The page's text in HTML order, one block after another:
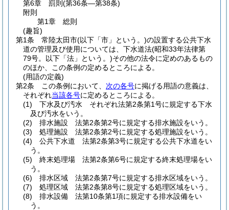
第6章
罰則 (第36条―第38条)
附則
第1章
総則
(趣旨)
第1条
常陸太田市(以下「市」という。)の設置する公共下水
道の管理及び使用については、下水道法(昭和33年法律第
79号。以下「法」という。)その他の法令に定めのあるもの
のほか、この条例の定めるところによる。
(用語の定義)
第2条
この条例において、 次の各号に掲げる用語の意義は、
それぞれ当該各号に定めるところによる。
(1)
下水及び汚水 それぞれ法第2条第1号に規定する下水
及び汚水をいう。
(2)
排水施設 法第2条第2号に規定する排水施設をいう。
(3)
処理施設 法第2条第2号に規定する処理施設をいう。
(4)
公共下水道 法第2条第3号に規定する公共下水道をい
う。
(5)
終末処理場 法第2条第6号に規定する終末処理場をい
う。
(6)
排水区域 法第2条第7号に規定する排水区域をいう。
(7)
処理区域 法第2条第8号に規定する処理区域をいう。
(8)
排水設備 法第10条第1項に規定する排水設備をい
う。